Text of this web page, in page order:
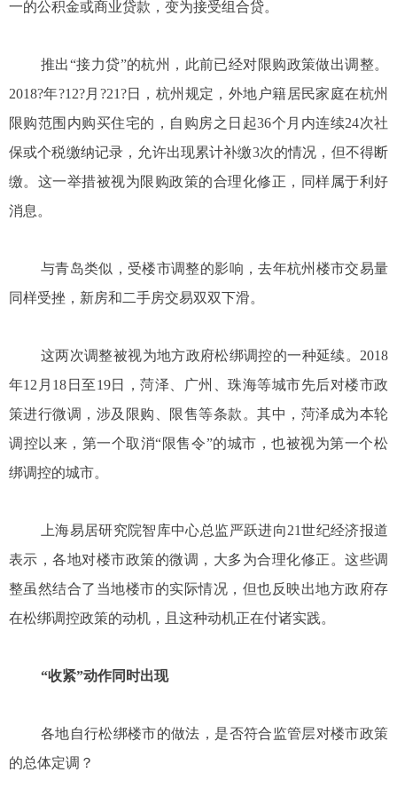
一的公积金或商业贷款，变为接受组合贷。
推出“接力贷”的杭州，此前已经对限购政策做出调整。
2018?年?12?月?21?日，杭州规定，外地户籍居民家庭在杭州
限购范围内购买住宅的，自购房之日起36个月内连续24次社
保或个税缴纳记录，允许出现累计补缴3次的情况，但不得断
缴。这一举措被视为限购政策的合理化修正，同样属于利好
消息。
与青岛类似，受楼市调整的影响，去年杭州楼市交易量
同样受挫，新房和二手房交易双双下滑。
这两次调整被视为地方政府松绑调控的一种延续。2018
年12月18日至19日，菏泽、广州、珠海等城市先后对楼市政
策进行微调，涉及限购、限售等条款。其中，菏泽成为本轮
调控以来，第一个取消“限售令”的城市，也被视为第一个松
绑调控的城市。
上海易居研究院智库中心总监严跃进向21世纪经济报道
表示，各地对楼市政策的微调，大多为合理化修正。这些调
整虽然结合了当地楼市的实际情况，但也反映出地方政府存
在松绑调控政策的动机，且这种动机正在付诸实践。
“收紧”动作同时出现
各地自行松绑楼市的做法，是否符合监管层对楼市政策
的总体定调？